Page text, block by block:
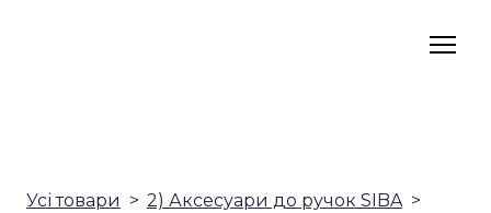
Усі товари
2) Аксесуари до ручок SIBA